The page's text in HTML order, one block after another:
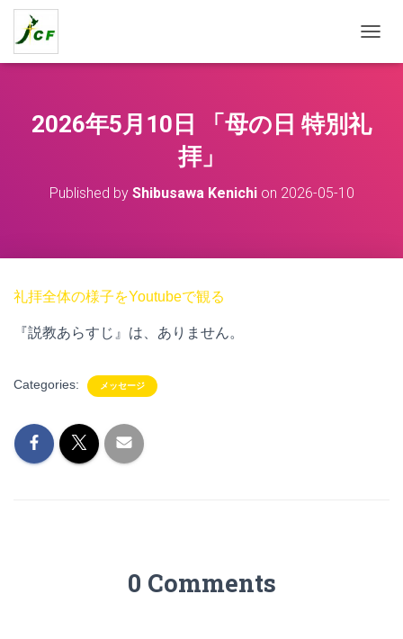
O
E
2026年5月10日 「母の日 特別礼
拝」
Published by Shibusawa Kenichion 2026-05-10
礼拝全体の様子をYoutubeで観る
『説教あらすじ』は、ありません。
Categories: メッセージ
0 Comments